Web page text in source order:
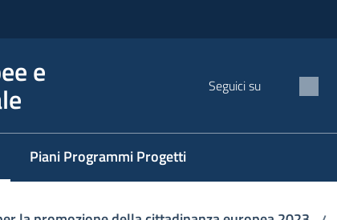
e Seguici su
Piani Programmi Progetti